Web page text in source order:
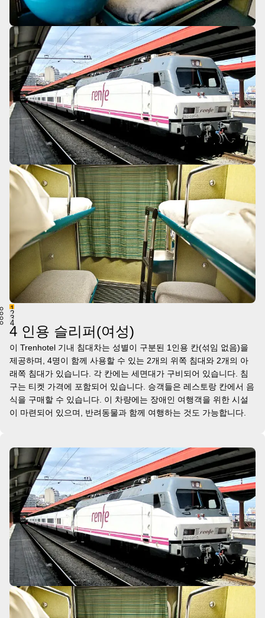
1
2
3
4
4 인용 슬리퍼(여성)
이 Trenhotel 기내 침대차는 성별이 구분된 1인용 칸(섞임 없음)을
제공하며, 4명이 함께 사용할 수 있는 2개의 위쪽 침대와 2개의 아
래쪽 침대가 있습니다. 각 칸에는 세면대가 구비되어 있습니다. 침
구는 티켓 가격에 포함되어 있습니다. 승객들은 레스토랑 칸에서 음
식을 구매할 수 있습니다. 이 차량에는 장애인 여행객을 위한 시설
이 마련되어 있으며, 반려동물과 함께 여행하는 것도 가능합니다.